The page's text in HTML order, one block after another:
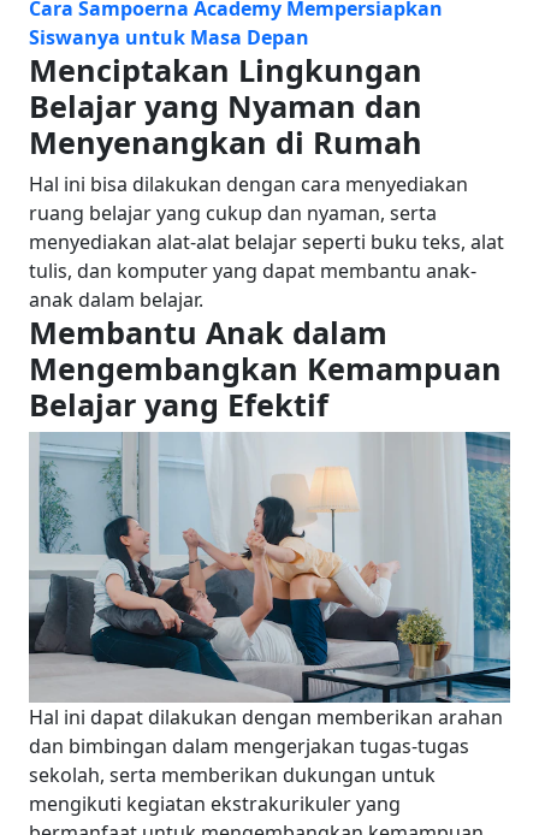
Cara Sampoerna Academy Mempersiapkan
Siswanya untuk Masa Depan
Menciptakan Lingkungan
Belajar yang Nyaman dan
Menyenangkan di Rumah
Hal ini bisa dilakukan dengan cara menyediakan
ruang belajar yang cukup dan nyaman, serta
menyediakan alat-alat belajar seperti buku teks, alat
tulis, dan komputer yang dapat membantu anak-
anak dalam belajar.
Membantu Anak dalam
Mengembangkan Kemampuan
Belajar yang Efektif
Hal ini dapat dilakukan dengan memberikan arahan
dan bimbingan dalam mengerjakan tugas-tugas
sekolah, serta memberikan dukungan untuk
mengikuti kegiatan ekstrakurikuler yang